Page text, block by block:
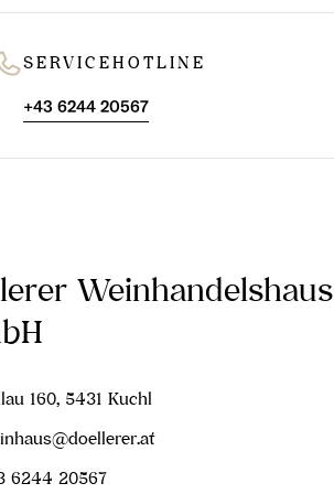
SERVICEHOTLINE
+43 6244 20567
Weinhandelshaus
160, 5431 Kuchl
6244 20567